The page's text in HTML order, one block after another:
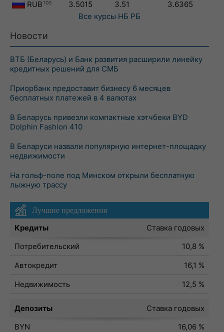
RUB 100 3.5015 3.51
3.6365
Все курсы НБ РБ
Новости
ВТБ (Беларусь) и Банк развития расширили линейку
кредитных решений для СМБ
Приорбанк предоставит бизнесу 6 месяцев
бесплатных платежей в 4 валютах
В Беларусь привезли компактные хэтчбеки BYD
Dolphin Fashion 410
В Беларуси назвали популярную интернет-площадку
недвижимости
На гольф-поле под Минском открыли бесплатную
лыжную трассу
Лучшие предложения
Кредиты
Ставка годовых
Потребительский
10,8 %
Автокредит
16,1 %
Недвижимость
12,5 %
Депозиты
Ставка годовых
BYN
16,06 %